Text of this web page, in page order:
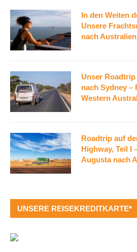
In den Weiten
Unsere
nach Australien
Unser
nach Sydney –
Western
Roadtrip auf
Highway, Teil I
Augusta nach
UNSERE REISEKREDITKARTE*